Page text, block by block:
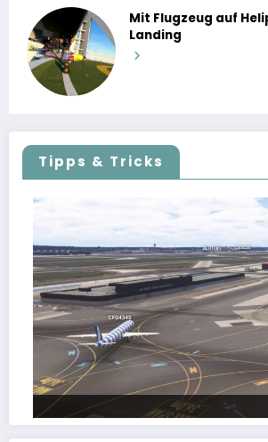
Mit Flugzeug auf
Landing
Tipps & Tricks
FSLTL Traffic: Tipps und Tricks, damit es